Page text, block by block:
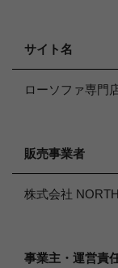
サイト名
ローソファ専門
販売事業者
株式会社
事業主・運営責